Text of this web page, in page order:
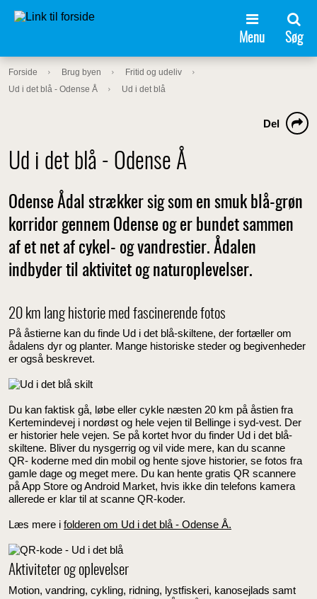
Menu Søg
Forside Brug byen
Fritid og udeliv
Ud i det blå - Odense Å
Ud i det blå
Ud i det blå - Odense Å
Del
Odense Ådal strækker sig som en smuk blå-grøn
korridor gennem Odense og er bundet sammen
af et net af cykel- og vandrestier. Ådalen
indbyder til aktivitet og naturoplevelser.
20 km lang historie med fascinerende fotos
På åstierne kan du finde Ud i det blå-skiltene, der fortæller om
ådalens dyr og planter. Mange historiske steder og begivenheder
er også beskrevet.
Du kan faktisk gå, løbe eller cykle næsten 20 km på åstien fra
Kertemindevej i nordøst og hele vejen til Bellinge i syd-vest. Der
er historier hele vejen. Se på kortet hvor du finder Ud i det blå-
skiltene. Bliver du nysgerrig og vil vide mere, kan du scanne
QR- koderne med din mobil og hente sjove historier, se fotos fra
gamle dage og meget mere. Du kan hente gratis QR scannere
på App Store og Android Market, hvis ikke din telefons kamera
allerede er klar til at scanne QR-koder.
Læs mere i folderen om Ud i det blå - Odense Å.
Aktiviteter og oplevelser
Motion, vandring, cykling, ridning, lystfiskeri, kanosejlads samt